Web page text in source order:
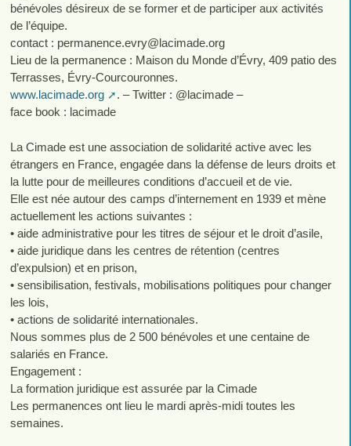
bénévoles désireux de se former et de participer aux activités
de l’équipe.
contact : permanence.evry@lacimade.org
Lieu de la permanence : Maison du Monde d’Évry, 409 patio des
Terrasses, Évry-Courcouronnes.
www.lacimade.org
. – Twitter : @lacimade –
face book : lacimade
La Cimade est une association de solidarité active avec les
étrangers en France, engagée dans la défense de leurs droits et
la lutte pour de meilleures conditions d’accueil et de vie.
Elle est née autour des camps d’internement en 1939 et mène
actuellement les actions suivantes :
• aide administrative pour les titres de séjour et le droit d’asile,
• aide juridique dans les centres de rétention (centres
d’expulsion) et en prison,
• sensibilisation, festivals, mobilisations politiques pour changer
les lois,
• actions de solidarité internationales.
Nous sommes plus de 2 500 bénévoles et une centaine de
salariés en France.
Engagement :
La formation juridique est assurée par la Cimade
Les permanences ont lieu le mardi après-midi toutes les
semaines.